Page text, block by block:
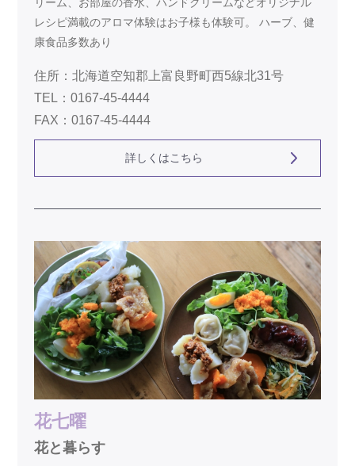
レシピ満載のアロマ体験はお子様も体験可。 ハーブ、健
康食品多数あり
住所：北海道空知郡上富良野町西5線北31号
TEL：0167-45-4444
FAX：0167-45-4444
詳しくはこちら
花七曜
花と暮らす